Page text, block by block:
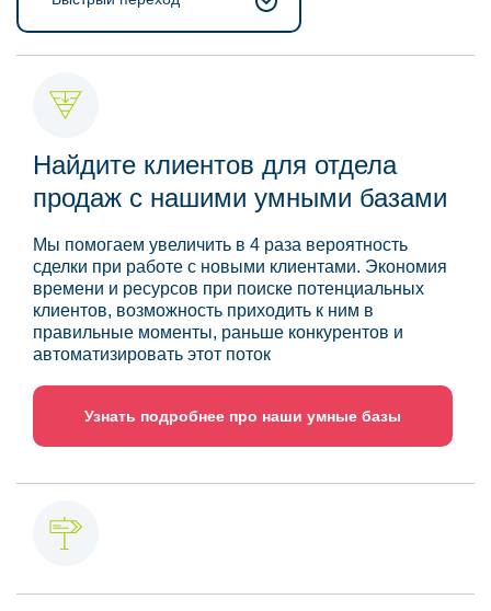
Найдите клиентов для отдела
продаж с нашими умными базами
Мы помогаем увеличить в 4 раза вероятность
сделки при работе с новыми клиентами. Экономия
времени и ресурсов при поиске потенциальных
клиентов, возможность приходить к ним в
правильные моменты, раньше конкурентов и
автоматизировать этот поток
Узнать подробнее про наши умные базы